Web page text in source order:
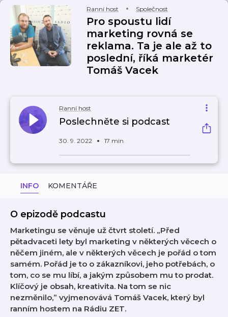
Ranní host Společnost
Pro spoustu lidí
marketing rovná se
reklama. Ta je ale až to
poslední, říká marketér
Tomáš Vacek
Ranní host
Poslechněte si podcast
30. 9. 2022 17 min
INFO KOMENTÁŘE
O epizodě podcastu
Marketingu se věnuje už čtvrt století. „Před
pětadvaceti lety byl marketing v některých věcech o
něčem jiném, ale v některých věcech je pořád o tom
samém. Pořád je to o zákazníkovi, jeho potřebách, o
tom, co se mu líbí, a jakým způsobem mu to prodat.
Klíčový je obsah, kreativita. Na tom se nic
nezměnilo,” vyjmenovává Tomáš Vacek, který byl
ranním hostem na Rádiu ZET.